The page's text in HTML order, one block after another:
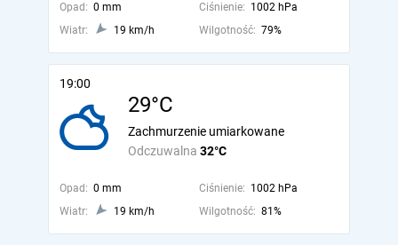
Opad: 0 mm Ciśnienie: 1002 hPa
Wiatr:
19 km/h Wilgotność: 79%
19:00
29°C
Odczuwalna 32°C
Zachmurzenie umiarkowane
Opad: 0 mm Ciśnienie: 1002 hPa
Wiatr:
19 km/h Wilgotność: 81%